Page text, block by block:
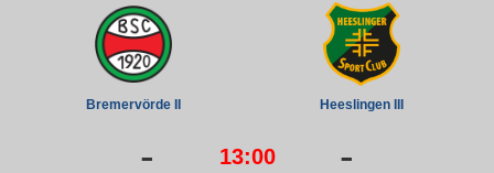
Bremervörde II Heeslingen III
- 13:00 -